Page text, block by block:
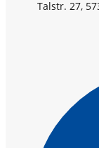
Talstr. 27,